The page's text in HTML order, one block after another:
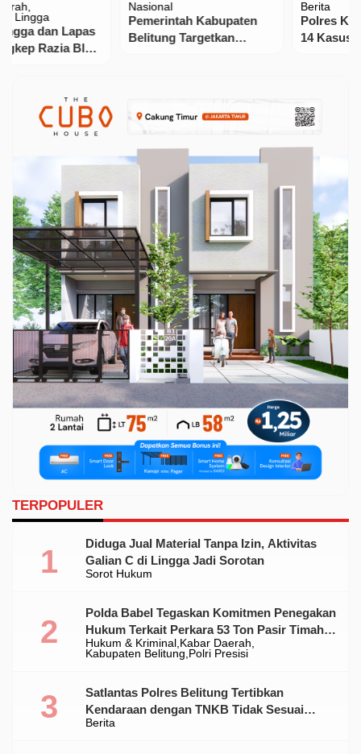
Nasional
Pemerintah Kabupaten
Belitung Targetkan
Pendapatan Rp 1,03
Hilirisasi Sektor
Unggulan
Polres Karimun Ungkap
14 Kasus Narkotika dalam
TERPOPULER
Sorot Hukum
Diduga Jual Material Tanpa Izin, Aktivitas
Galian C di Lingga Jadi Sorotan
Hukum & Kriminal Kabar Daerah
Kabupaten Belitung Polri Presisi
Polda Babel Tegaskan Komitmen Penegakan
Hukum Terkait Perkara 53 Ton Pasir Timah
Ilegal Di Belitung
Berita
Satlantas Polres Belitung Tertibkan
Kendaraan dengan TNKB Tidak Sesuai
Standar